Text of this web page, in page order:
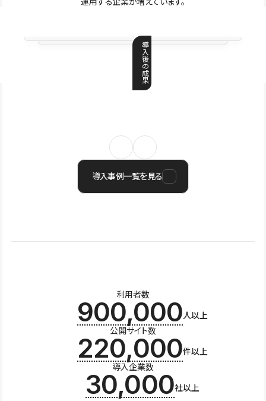
導
入
後
の
成
果
導入事例一覧を見る
利用者数
900,000人以上
公開サイト数
220,000件以上
導入企業数
30,000社以上